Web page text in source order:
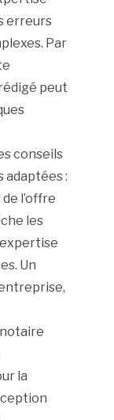
erreurs
Par
peut
conseils
adaptées :
l’offre
les
Un
la